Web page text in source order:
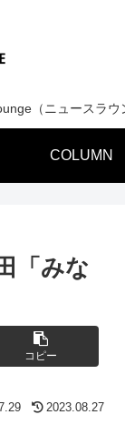
（ニュースラウ
COLUMN
「みな
コピー
2023.08.27